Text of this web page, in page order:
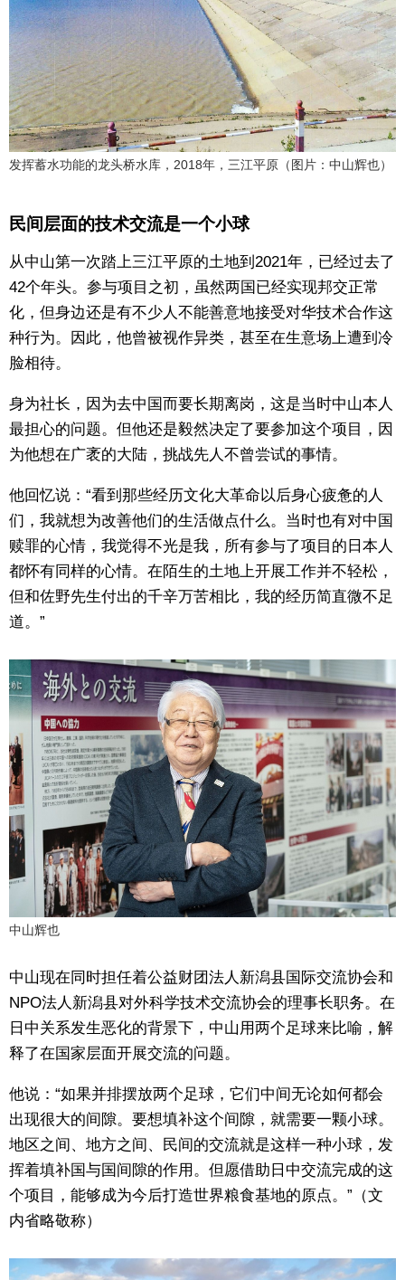
发挥蓄水功能的龙头桥水库，2018年，三江平原（图片：中山辉也）
民间层面的技术交流是一个小球
从中山第一次踏上三江平原的土地到2021年，已经过去了
42个年头。参与项目之初，虽然两国已经实现邦交正常
化，但身边还是有不少人不能善意地接受对华技术合作这
种行为。因此，他曾被视作异类，甚至在生意场上遭到冷
脸相待。
身为社长，因为去中国而要长期离岗，这是当时中山本人
最担心的问题。但他还是毅然决定了要参加这个项目，因
为他想在广袤的大陆，挑战先人不曾尝试的事情。
他回忆说：“看到那些经历文化大革命以后身心疲惫的人
们，我就想为改善他们的生活做点什么。当时也有对中国
赎罪的心情，我觉得不光是我，所有参与了项目的日本人
都怀有同样的心情。在陌生的土地上开展工作并不轻松，
但和佐野先生付出的千辛万苦相比，我的经历简直微不足
道。”
中山辉也
中山现在同时担任着公益财团法人新潟县国际交流协会和
NPO法人新潟县对外科学技术交流协会的理事长职务。在
日中关系发生恶化的背景下，中山用两个足球来比喻，解
释了在国家层面开展交流的问题。
他说：“如果并排摆放两个足球，它们中间无论如何都会
出现很大的间隙。要想填补这个间隙，就需要一颗小球。
地区之间、地方之间、民间的交流就是这样一种小球，发
挥着填补国与国间隙的作用。但愿借助日中交流完成的这
个项目，能够成为今后打造世界粮食基地的原点。”（文
内省略敬称）